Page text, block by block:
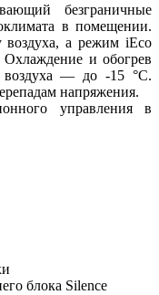
безграничные
в помещении.
воздуха, а режим iEco
Охлаждение и обогрев
воздуха — до -15 °С.
напряжения.
управления в
блока Silence